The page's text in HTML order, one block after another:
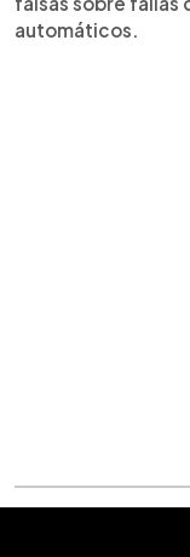
automáticos.